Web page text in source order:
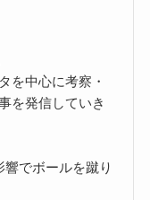
を中心に考察・
を発信していき
でボールを蹴り